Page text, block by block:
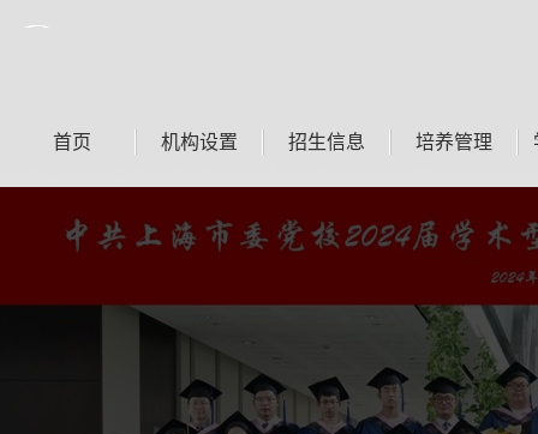
中共上海市委党校上海行政学院——研究生部
首页 机构设置 招生信息 培养管理